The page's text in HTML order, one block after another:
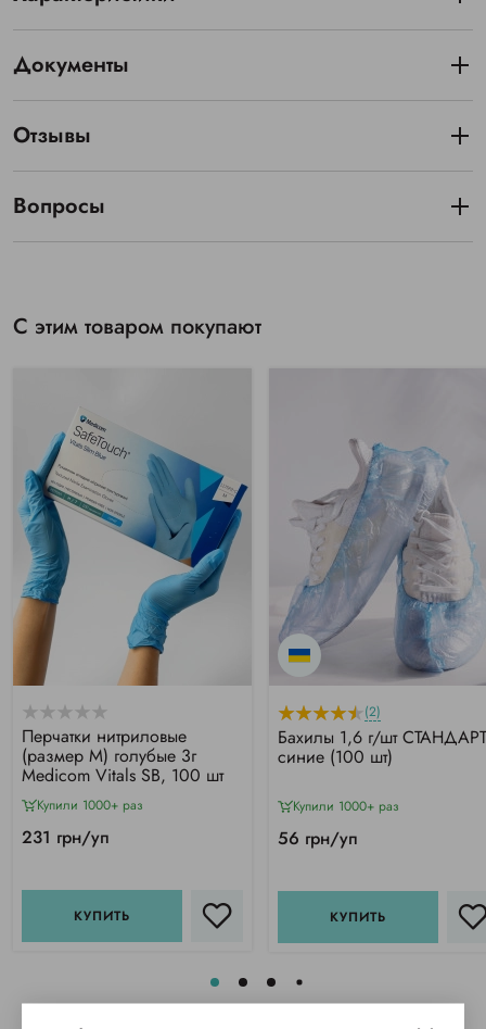
Документы
Отзывы
Вопросы
С этим товаром покупают
Перчатки нитриловые
(размер M) голубые 3г
Medicom Vitals SB, 100 шт
Купили 1000+ раз
231 грн/уп
КУПИТЬ
(2)
Бахилы 1,6 г/шт
синие (100 шт)
Купили 1000+ раз
56 грн/уп
КУПИТЬ